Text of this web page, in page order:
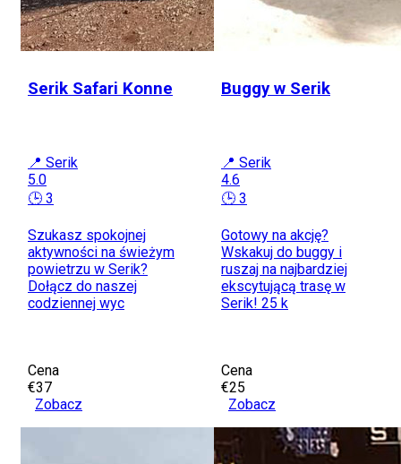
Serik Safari Konne
📍 Serik
5.0
🕒 3
Szukasz spokojnej
aktywności na świeżym
powietrzu w Serik?
Dołącz do naszej
codziennej wyc
Cena
€37
Zobacz
Buggy w Serik
📍 Serik
4.6
🕒 3
Gotowy na akcję?
Wskakuj do buggy i
ruszaj na najbardziej
ekscytującą trasę w
Serik! 25 k
Cena
€25
Zobacz